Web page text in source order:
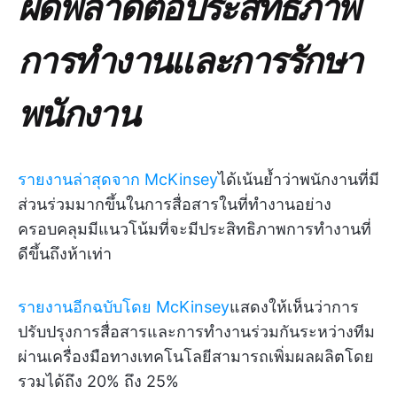
การทำงานและการรักษา
พนักงาน
รายงานล่าสุดจาก McKinseyได้เน้นย้ำว่าพนักงานที่มี
ส่วนร่วมมากขึ้นในการสื่อสารในที่ทำงานอย่าง
ครอบคลุมมีแนวโน้มที่จะมีประสิทธิภาพการทำงานที่
ดีขึ้นถึงห้าเท่า
รายงานอีกฉบับโดย McKinseyแสดงให้เห็นว่าการ
ปรับปรุงการสื่อสารและการทำงานร่วมกันระหว่างทีม
ผ่านเครื่องมือทางเทคโนโลยีสามารถเพิ่มผลผลิตโดย
รวมได้ถึง 20% ถึง 25%